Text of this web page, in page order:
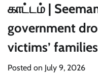
காட்டம் |
government
victims’ families
Posted on July 9, 2026